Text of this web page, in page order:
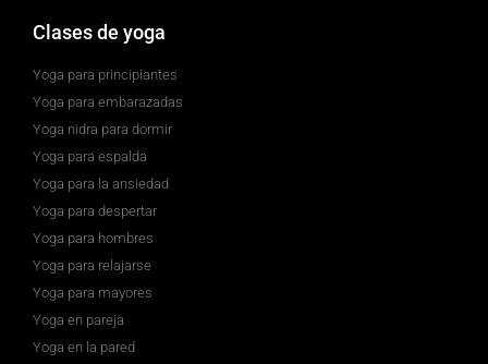
Clases de yoga
Yoga para principiantes
Yoga para embarazadas
Yoga nidra para dormir
Yoga para espalda
Yoga para la ansiedad
Yoga para despertar
Yoga para hombres
Yoga para relajarse
Yoga para mayores
Yoga en pareja
Yoga en la pared